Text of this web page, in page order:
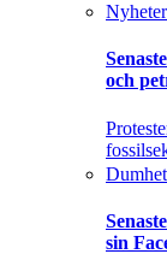
Nyheter
och
sin